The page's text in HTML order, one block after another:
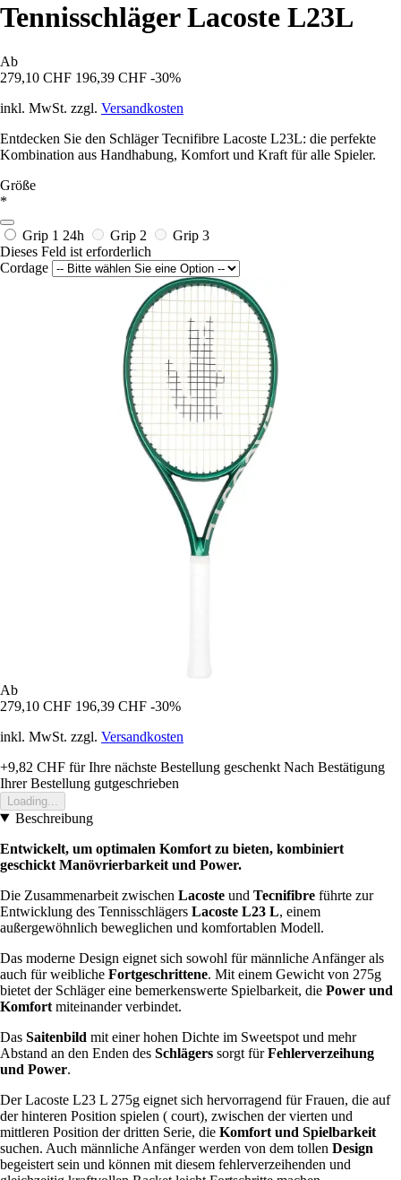
Tennisschläger Lacoste L23L
Ab
279,10 CHF 196,39 CHF -30%
inkl. MwSt. zzgl. Versandkosten
Entdecken Sie den Schläger Tecnifibre Lacoste L23L: die perfekte
Kombination aus Handhabung, Komfort und Kraft für alle Spieler.
Größe
*
Grip 1 24h Grip 2
Grip 3
Dieses Feld ist erforderlich
Cordage
Ab
279,10 CHF 196,39 CHF -30%
inkl. MwSt. zzgl. Versandkosten
+9,82 CHF für Ihre nächste Bestellung geschenkt Nach Bestätigung
Ihrer Bestellung gutgeschrieben
Loading...
Beschreibung
Entwickelt, um optimalen Komfort zu bieten, kombiniert
geschickt Manövrierbarkeit und Power.
Die Zusammenarbeit zwischen Lacoste und Tecnifibre führte zur
Entwicklung des Tennisschlägers Lacoste L23 L, einem
außergewöhnlich beweglichen und komfortablen Modell.
Das moderne Design eignet sich sowohl für männliche Anfänger als
auch für weibliche Fortgeschrittene. Mit einem Gewicht von 275g
bietet der Schläger eine bemerkenswerte Spielbarkeit, die Power und
Komfort miteinander verbindet.
Das Saitenbild mit einer hohen Dichte im Sweetspot und mehr
Abstand an den Enden des Schlägers sorgt fürFehlerverzeihung
und Power.
Der Lacoste L23 L 275g eignet sich hervorragend für Frauen, die auf
der hinteren Position spielen ( court), zwischen der vierten und
mittleren Position der dritten Serie, die Komfort und Spielbarkeit
suchen. Auch männliche Anfänger werden von dem tollen Design
begeistert sein und können mit diesem fehlerverzeihenden und